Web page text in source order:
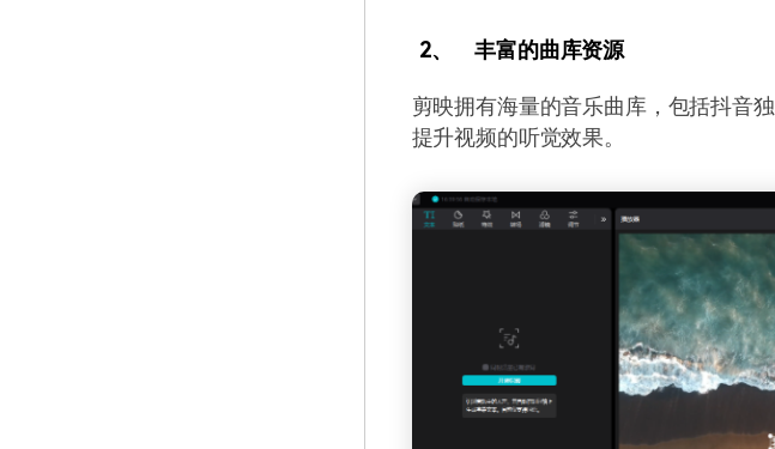
2、 丰富的曲库资源
剪映拥有海量的音乐曲库，包括抖音
提升视频的听觉效果。